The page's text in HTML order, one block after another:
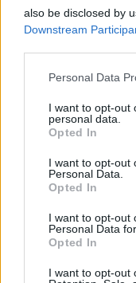
also be disclosed by
Downstream
Please note that this
not limited to your
grant or deny
use your data for
consent section.
Personal Data
I want to opt-out
personal data.
Opted In
I want to opt-out
Personal Data.
Opted In
I want to opt-out
Personal Data
Opted In
I want to opt-out
válassz egy
senki. Ha gond
olvass